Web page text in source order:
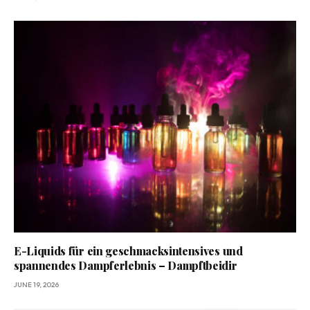
E-Liquids für ein geschmacksintensives und
spannendes Dampferlebnis – Dampftbeidir
JUNE 19, 2026